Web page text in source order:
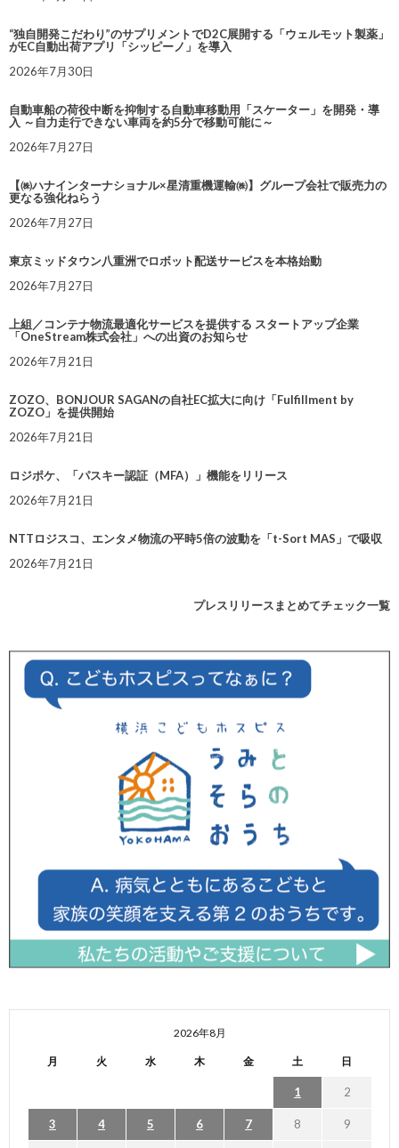
“独自開発こだわり”のサプリメントでD2C展開する「ウェルモット製薬」
がEC自動出荷アプリ「シッピーノ」を導入
2026年7月30日
自動車船の荷役中断を抑制する自動車移動用「スケーター」を開発・導
入 ～自力走行できない車両を約5分で移動可能に～
2026年7月27日
【㈱ハナインターナショナル×星清重機運輸㈱】グループ会社で販売力の
更なる強化ねらう
2026年7月27日
東京ミッドタウン八重洲でロボット配送サービスを本格始動
2026年7月27日
上組／コンテナ物流最適化サービスを提供する スタートアップ企業
「OneStream株式会社」への出資のお知らせ
2026年7月21日
ZOZO、BONJOUR SAGANの自社EC拡大に向け「Fulfillment by
ZOZO」を提供開始
2026年7月21日
ロジポケ、「パスキー認証（MFA）」機能をリリース
2026年7月21日
NTTロジスコ、エンタメ物流の平時5倍の波動を「t-Sort MAS」で吸収
2026年7月21日
プレスリリースまとめてチェック一覧
2026年8月
月 火 水 木 金 土 日
1 2
3 4 5 6 7 8 9